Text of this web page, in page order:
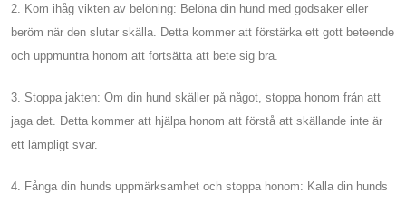
2. Kom ihåg vikten av belöning: Belöna din hund med godsaker eller
beröm när den slutar skälla. Detta kommer att förstärka ett gott beteende
och uppmuntra honom att fortsätta att bete sig bra.
3. Stoppa jakten: Om din hund skäller på något, stoppa honom från att
jaga det. Detta kommer att hjälpa honom att förstå att skällande inte är
ett lämpligt svar.
4. Fånga din hunds uppmärksamhet och stoppa honom: Kalla din hunds